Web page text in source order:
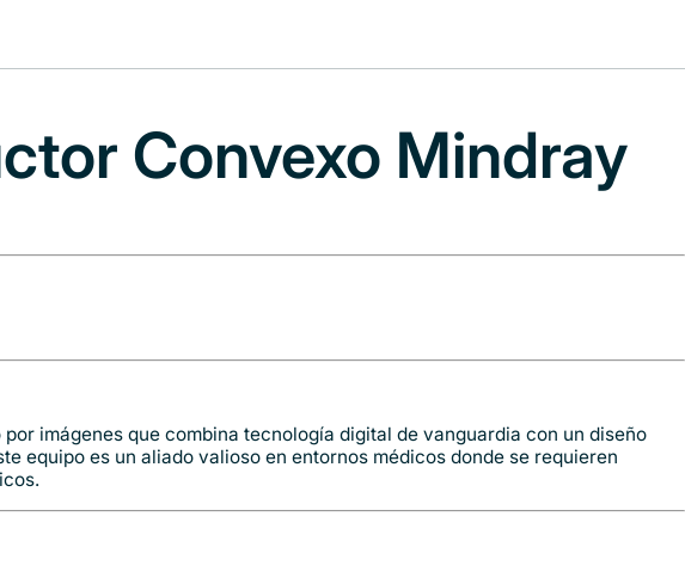
Convexo Mindray
imágenes que combina tecnología digital de vanguardia con un diseño
equipo es un aliado valioso en entornos médicos donde se requieren